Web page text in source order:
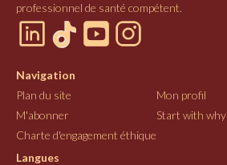
professionnel de santé compétent.
Navigation
Plan du site
Mon profil
M'abonner
Start with why
Charte d'engagement éthique
Langues